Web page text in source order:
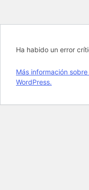
Ha habido un error
Más información
WordPress.